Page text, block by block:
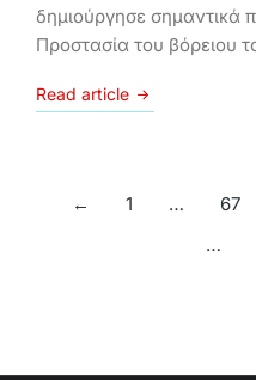
δημιούργησε σημαντικά
Προστασία του βόρειου
Read article
← 1 … 67
…